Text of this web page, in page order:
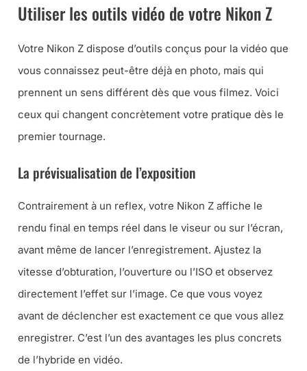
Utiliser les outils vidéo de votre Nikon Z
Votre Nikon Z dispose d’outils conçus pour la vidéo que
vous connaissez peut-être déjà en photo, mais qui
prennent un sens différent dès que vous filmez. Voici
ceux qui changent concrètement votre pratique dès le
premier tournage.
La prévisualisation de l’exposition
Contrairement à un reflex, votre Nikon Z affiche le
rendu final en temps réel dans le viseur ou sur l’écran,
avant même de lancer l’enregistrement. Ajustez la
vitesse d’obturation, l’ouverture ou l’ISO et observez
directement l’effet sur l’image. Ce que vous voyez
avant de déclencher est exactement ce que vous allez
enregistrer. C’est l’un des avantages les plus concrets
de l’hybride en vidéo.